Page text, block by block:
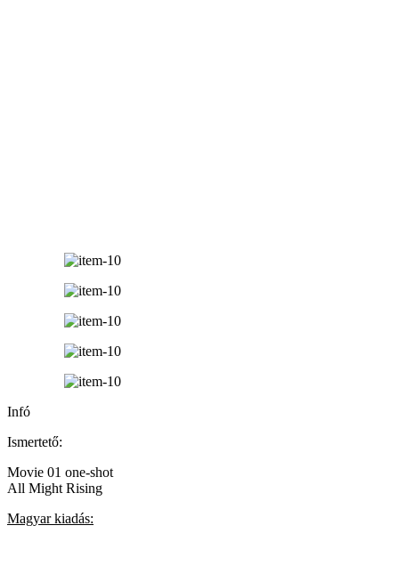
Infó
Ismertető:
Movie 01 one-shot
All Might Rising
Magyar kiadás: